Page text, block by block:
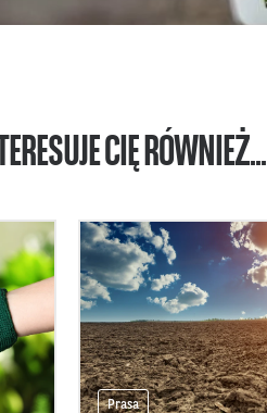
CIĘ RÓWNIEŻ...
Prasa